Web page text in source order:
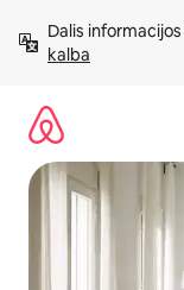
prie
turinio
Dalis
kalba